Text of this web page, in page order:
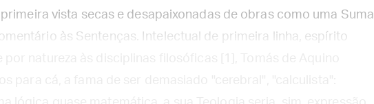
vista secas e desapaixonadas de obras como uma Suma
às Sentenças. Intelectual de primeira linha, espírito